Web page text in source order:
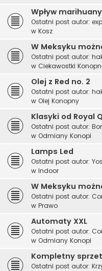
Wpływ
Ostatni post autor:
w Kosz
W Meksyku
Ostatni post autor:
w Ciekawostki
Olej z Red no. 2
Ostatni post autor:
w Olej Konopny
Klasyki od Royal
Ostatni post autor:
w Odmiany Konopi
Lamps Led
Ostatni post autor:
w Indoor
W Meksyku
Ostatni post autor:
w Prawo
Automaty XXL
Ostatni post autor:
w Odmiany Konopi
Kompletny sprzet
Ostatni post autor: